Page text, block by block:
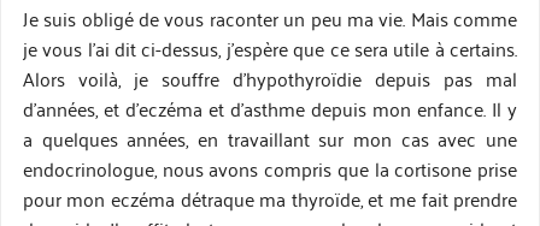
Je suis obligé de vous raconter un peu ma vie. Mais comme
je vous l’ai dit ci-dessus, j’espère que ce sera utile à certains.
Alors voilà, je souffre d’hypothyroïdie depuis pas mal
d’années, et d’eczéma et d’asthme depuis mon enfance. Il y
a quelques années, en travaillant sur mon cas avec une
endocrinologue, nous avons compris que la cortisone prise
pour mon eczéma détraque ma thyroïde, et me fait prendre